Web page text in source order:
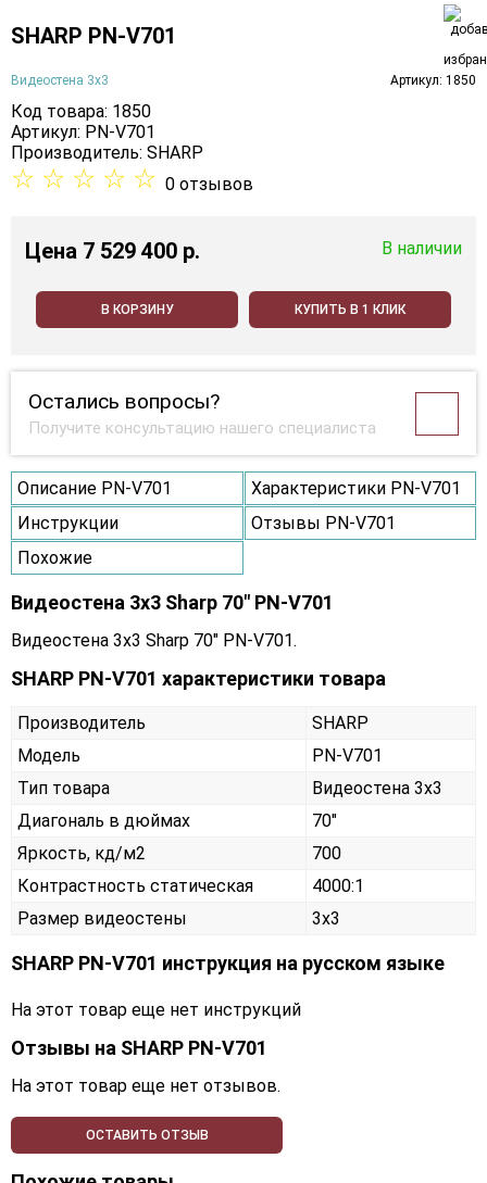
SHARP PN-V701
Видеостена 3х3 Артикул: 1850
Код товара: 1850
Артикул: PN-V701
Производитель: SHARP
☆ ☆ ☆ ☆ ☆ 0 отзывов
Цена 7 529 400 p. В наличии
В КОРЗИНУ КУПИТЬ В 1 КЛИК
Остались вопросы?
Получите консультацию нашего специалиста
Описание PN-V701
Характеристики PN-V701
Инструкции
Отзывы PN-V701
Похожие
Видеостена 3x3 Sharp 70" PN-V701
Видеостена 3x3 Sharp 70" PN-V701.
SHARP PN-V701 характеристики товара
Производитель
SHARP
Модель
PN-V701
Тип товара
Видеостена 3х3
Диагональ в дюймах
70"
Яркость, кд/м2
700
Контрастность статическая
4000:1
Размер видеостены
3x3
SHARP PN-V701 инструкция на русском языке
На этот товар еще нет инструкций
Отзывы на SHARP PN-V701
На этот товар еще нет отзывов.
ОСТАВИТЬ ОТЗЫВ